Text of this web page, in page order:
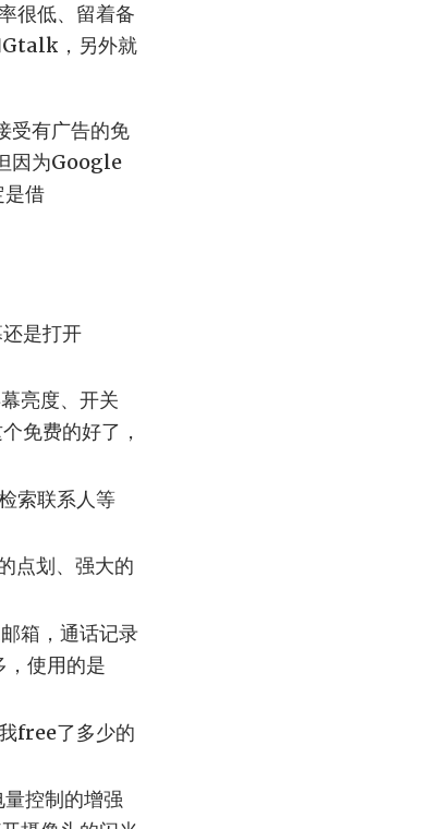
很低、留着备
，另外就
受有广告的免
因为Google
是借
是打开
亮度、开关
免费的好了，
索联系人等
点划、强大的
箱，通话记录
使用的是
free了多少的
控制的增强